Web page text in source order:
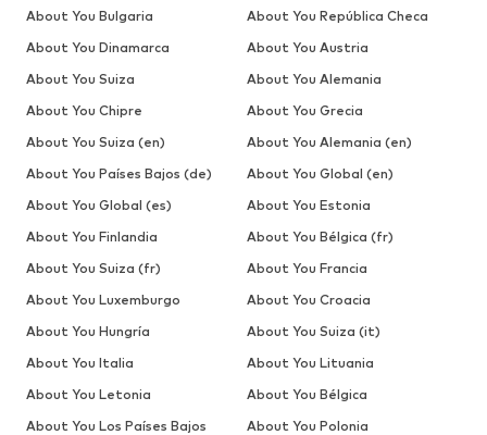
About You Bulgaria
About You República Checa
About You Dinamarca
About You Austria
About You Suiza
About You Alemania
About You Chipre
About You Grecia
About You Suiza (en)
About You Alemania (en)
About You Países Bajos (de)
About You Global (en)
About You Global (es)
About You Estonia
About You Finlandia
About You Bélgica (fr)
About You Suiza (fr)
About You Francia
About You Luxemburgo
About You Croacia
About You Hungría
About You Suiza (it)
About You Italia
About You Lituania
About You Letonia
About You Bélgica
About You Los Países Bajos
About You Polonia